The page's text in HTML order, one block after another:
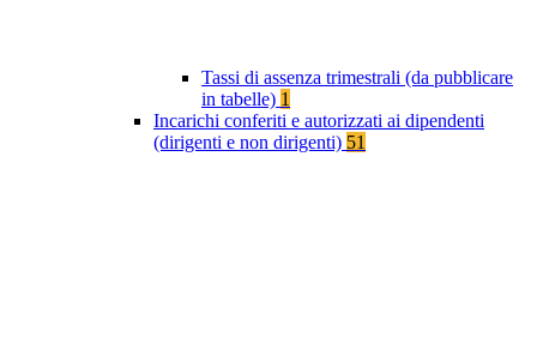
Tassi di assenza trimestrali (da pubblicare
in tabelle) 1
Incarichi conferiti e autorizzati ai dipendenti
(dirigenti e non dirigenti) 51